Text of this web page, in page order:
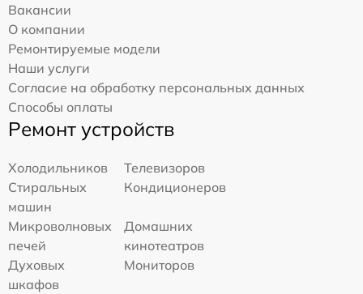
Вакансии
О компании
Ремонтируемые модели
Наши услуги
Согласие на обработку персональных данных
Способы оплаты
Ремонт устройств
Холодильников
Телевизоров
Стиральных
машин
Кондиционеров
Микроволновых
печей
Домашних
кинотеатров
Духовых
шкафов
Мониторов